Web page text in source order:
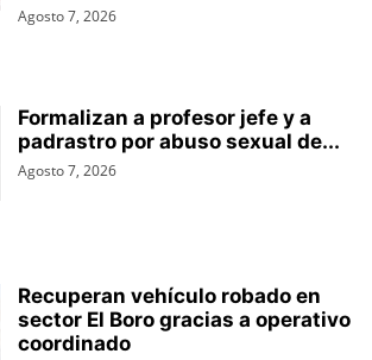
Agosto 7, 2026
Formalizan a profesor jefe y a
padrastro por abuso sexual de...
Agosto 7, 2026
Recuperan vehículo robado en
sector El Boro gracias a operativo
coordinado